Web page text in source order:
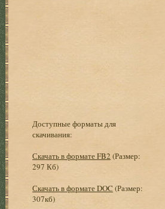
Доступные форматы для
скачивания:
Скачать в формате FB2 (Размер:
297 Кб)
Скачать в формате DOC (Размер:
307кб)